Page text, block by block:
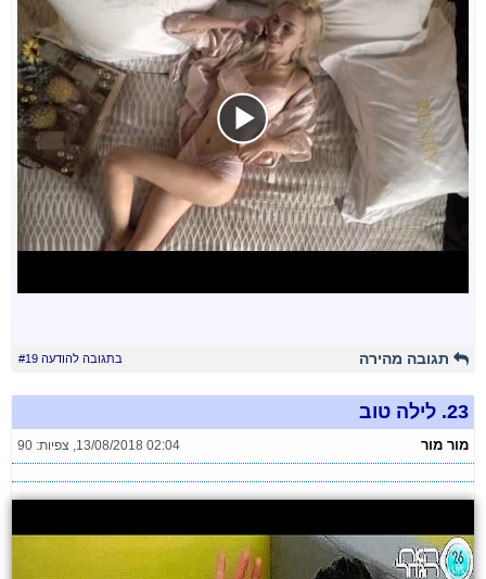
תגובה מהירה בתגובה להודעה #19
23. לילה טוב
מור מור 13/08/2018 02:04
, צפיות: 90